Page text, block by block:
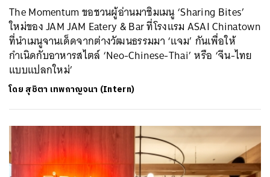
The Momentum ขอชวนผู้อ่านมาชิมเมนู ‘Sharing Bites’
ใหม่ของ JAM JAM Eatery & Bar ที่โรงแรม ASAI Chinatown
ที่นำเมนูจานเด็ดจากต่างวัฒนธรรมมา ‘แจม’ กันเพื่อให้
กำเนิดกับอาหารสไตล์​ ‘Neo-Chinese-Thai’ หรือ ‘จีน-ไทย
แบบแปลกใหม่’
โดย สุชิตา เทพกาญจนา (Intern)